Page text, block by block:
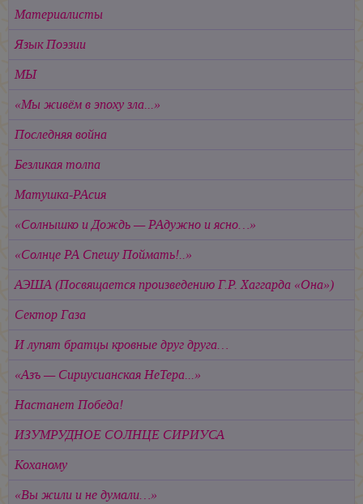
Материалисты
Язык Поэзии
МЫ
«Мы живём в эпоху зла...»
Последняя война
Безликая толпа
Матушка-РАсия
«Солнышко и Дождь — РАдужно и ясно…»
«Солнце РА Спешу Поймать!..»
АЭША(Посвящается произведению Г.Р. Хаггарда «Она»)
Сектор Газа
И лупят братцы кровные друг друга…
«Азъ — Сириусианская НеТера...»
Настанет Победа!
ИЗУМРУДНОЕ СОЛНЦЕ СИРИУСА
Коханому
«Вы жили и не думали…»